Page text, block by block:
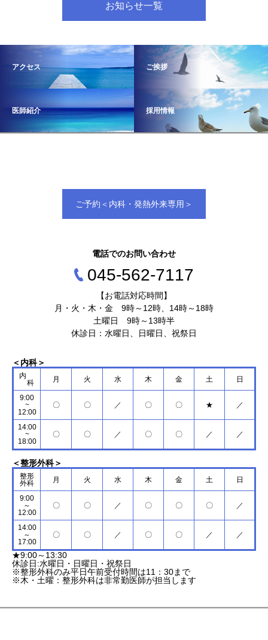
お知らせ一覧
アクセス ご挨拶
医師紹介 採用情報
ご予約＜内科・発熱外来専用＞
電話でのお問い合わせ
045‐562‐7117
【お電話対応時間】
月・火・木・金 9時～12時、14時～18時
土曜日 9時～13時半
休診日：水曜日、日曜日、祝祭日
＜内科＞
内
科
月 火 水 木 金 土 日
9:00
~
12:00
〇 〇 ／ 〇 〇 ★ ／
14:00
~
18:00
〇 〇 ／ 〇 〇 ／ ／
＜整形外科＞
整形
外科
月 火 水 木 金 土 日
9:00
～
12:00
〇 〇 ／ 〇 〇 〇 ／
14:00
～
17:00
〇 〇 ／ 〇 〇 ／ ／
★9:00～13:30
休診日:水曜日・日曜日・祝祭日
※整形外科のみ平日午前受付時間は11：30まで
※木・土曜：整形外科は非常勤医師が担当します